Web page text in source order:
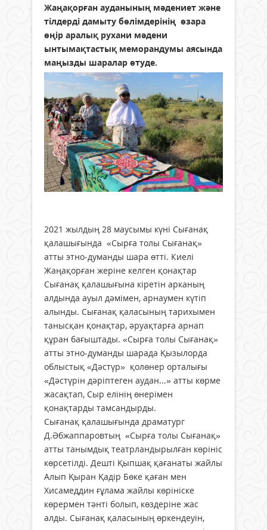
Жаңақорған ауданының мәдениет және
тілдерді дамыту бөлімдерінің өзара
өңір аралық рухани мәдени
ынтымақтастық меморандумы аясында
маңызды шаралар өтуде.
2021 жылдың 28 маусымы күні Сығанақ
қалашығында «Сырға толы Сығанақ»
атты этно-думанды шара өтті. Киелі
Жаңақорған жеріне келген қонақтар
Сығанақ қалашығына кіретін арканың
алдында ауыл дәмімен, арнаумен күтіп
алынды. Сығанақ қаласының тарихымен
танысқан қонақтар, әруақтарға арнап
құран бағыштады. «Сырға толы Сығанақ»
атты этно-думанды шарада Қызылорда
облыстық «Дәстүр» қолөнер орталығы
«Дәстүрін дәріптеген аудан...» атты көрме
жасақтап, Сыр елінің өнерімен
қонақтарды тамсандырды.
Сығанақ қалашығында драматург
Д.Әбжаппаровтың «Сырға толы Сығанақ»
атты танымдық театрландырылған көрініс
көрсетілді. Дешті Қыпшақ қағанаты жайлы
Алып Қыран Қадір Бөке қаған мен
Хисамеддин ғұлама жайлы көрініске
көрермен тәнті болып, көздеріне жас
алды. Сығанақ қаласының өркендеуін,